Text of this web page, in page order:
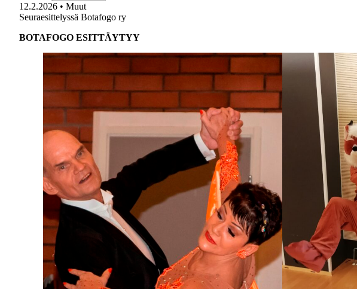
12.2.2026 • Muut
Seuraesittelyssä Botafogo ry
BOTAFOGO ESITTÄYTYY